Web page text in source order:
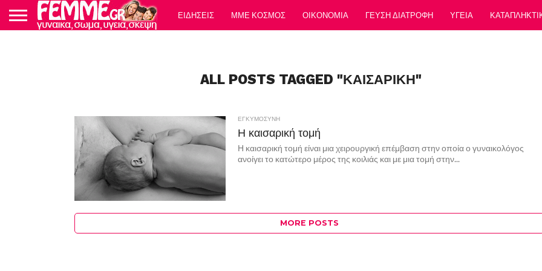
ΕΙΔΗΣΕΙΣ ΜΜΕ ΚΟΣΜΟΣ ΟΙΚΟΝΟΜΙΑ ΓΕΥΣΗ ΔΙΑΤΡΟΦΗ ΥΓΕΙΑ
ALL POSTS TAGGED "ΚΑΙΣΑΡΙΚΗ"
ΕΓΚΥΜΟΣΥΝΗ
Η καισαρική τομή
Η καισαρική τομή είναι μια χειρουργική επέμβαση στην οποία ο γυναικολόγος
ανοίγει το κατώτερο μέρος της κοιλιάς και με μια τομή στην...
MORE POSTS